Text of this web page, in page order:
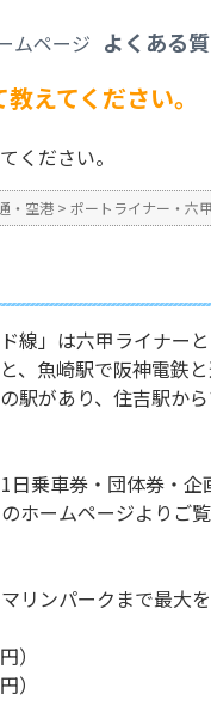
よくある
えてください。
ください。
・空港 > ポートライナー・六
線」は六甲ライナー
、魚崎駅で阪神電鉄
駅があり、住吉駅か
日乗車券・団体券・企
ホームページよりご
リンパークまで最大
）
）